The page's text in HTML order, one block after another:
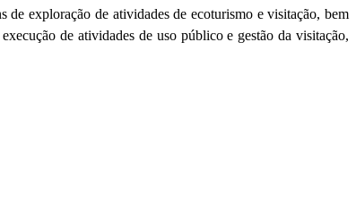
exploração de atividades de ecoturismo e visitação, bem
de atividades de uso público e gestão da visitação,